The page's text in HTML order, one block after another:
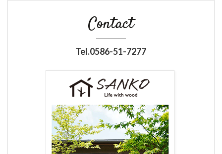
Contact
Tel.0586-51-7277